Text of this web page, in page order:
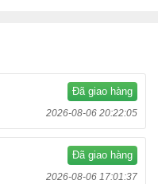
Đã giao hàng
2026-08-06 20:22:05
Đã giao hàng
2026-08-06 17:01:37